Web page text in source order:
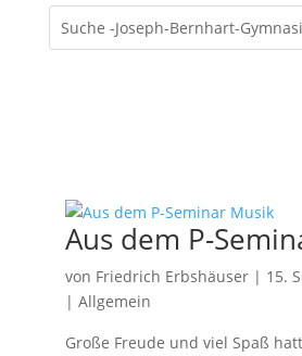
Aus dem P-
von Friedrich Erbshäuser| 15.
| Allgemein
Große Freude und viel Spaß